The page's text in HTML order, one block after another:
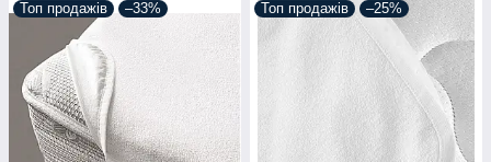
Топ продажів –33% Топ продажів –25%